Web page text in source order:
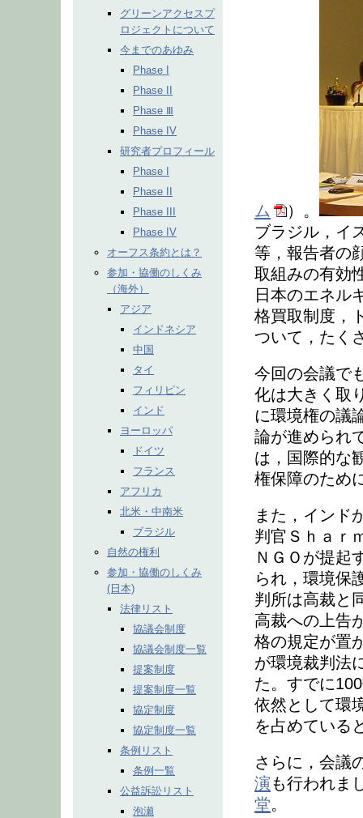
グリーンアクセスプ
ロジェクトについて
今までのあゆみ
Phase I
Phase II
Phase Ⅲ
Phase IV
研究者プロフィール
Phase I
Phase II
Phase III
Phase IV
オーフス条約とは？
参加・協働のしくみ
（海外）
アジア
インドネシア
中国
タイ
フィリピン
インド
ヨーロッパ
ドイツ
フランス
アフリカ
北米・中南米
ブラジル
自然の権利
参加・協働のしくみ
(日本)
法律リスト
協議会制度
協議会制度一覧
提案制度
提案制度一覧
協定制度
協定制度一覧
条例リスト
条例一覧
公益訴訟リスト
泡瀬
ム
）。
ブラジル，イ
等，報告者の
取組みの有効
日本のエネル
格買取制度，
ついて，たく
今回の会議で
化は大きく取
に環境権の議
論が進められ
は，国際的な
権保障のため
また，インド
判官Ｓｈａｒ
ＮＧＯが提起
られ，環境保
判所は高裁と
高裁への上告
格の規定が置
が環境裁判法
た。すでに
依然として環
を占めている
さらに，会議
演も行われま
堂。